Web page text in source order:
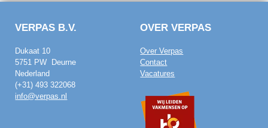
VERPAS B.V.
Dukaat 10
5751 PW Deurne
Nederland
(+31) 493 322068
info@verpas.nl
OVER VERPAS
Over Verpas
Contact
Vacatures